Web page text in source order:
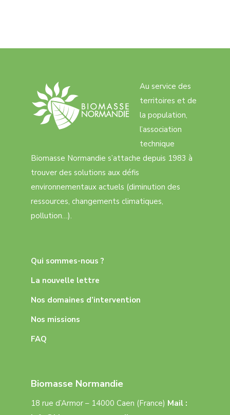
Au service des
territoires et de
la population,
l’association
technique
Biomasse Normandie s’attache depuis 1983 à
trouver des solutions aux défis
environnementaux actuels (diminution des
ressources, changements climatiques,
pollution…).
Qui sommes-nous ?
La nouvelle lettre
Nos domaines d’intervention
Nos missions
FAQ
Biomasse Normandie
18 rue d’Armor – 14000 Caen (France) Mail :